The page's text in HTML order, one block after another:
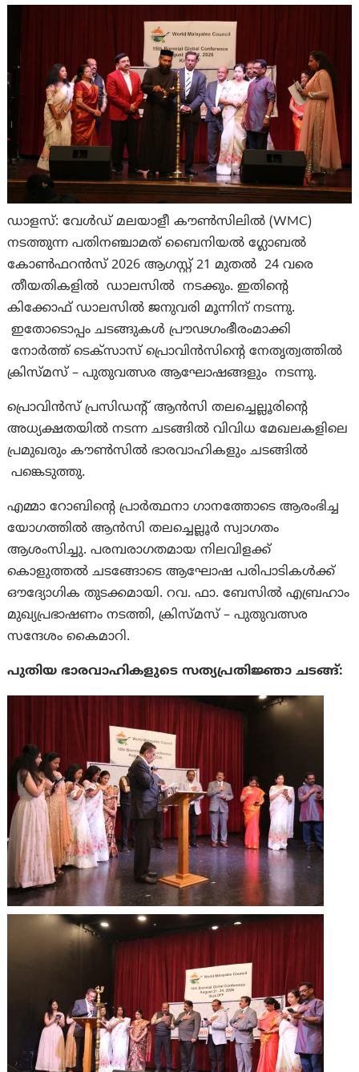
ഡാളസ്: വേൾഡ് മലയാളീ കൗൺസിലിൽ (WMC)
നടത്തുന്ന പതിനഞ്ചാമത് ബൈനിയൽ ഗ്ലോബൽ
കോൺഫറൻസ് 2026 ആഗസ്റ്റ് 21 മുതൽ 24 വരെ
തീയതികളിൽ ഡാലസിൽ നടക്കും. ഇതിന്റെ
കിക്കോഫ് ഡാലസിൽ ജനുവരി മൂന്നിന് നടന്നു.
ഇതോടൊപ്പം ചടങ്ങുകൾ പ്രൗഢഗംഭീരംമാക്കി
നോർത്ത് ടെക്‌സാസ് പ്രൊവിൻസിന്റെ നേതൃത്വത്തിൽ
ക്രിസ്മസ് – പുതുവത്സര ആഘോഷങ്ങളും നടന്നു.
പ്രൊവിൻസ് പ്രസിഡന്റ് ആൻസി തലച്ചെല്ലൂരിന്റെ
അധ്യക്ഷതയിൽ നടന്ന ചടങ്ങിൽ വിവിധ മേഖലകളിലെ
പ്രമുഖരും കൗൺസിൽ ഭാരവാഹികളും ചടങ്ങിൽ
പങ്കെടുത്തു.
എമ്മാ റോബിന്റെ പ്രാർത്ഥനാ ഗാനത്തോടെ ആരംഭിച്ച
യോഗത്തിൽ ആൻസി തലച്ചെല്ലൂർ സ്വാഗതം
ആശംസിച്ചു. പരമ്പരാഗതമായ നിലവിളക്ക്
കൊളുത്തൽ ചടങ്ങോടെ ആഘോഷ പരിപാടികൾക്ക്
ഔദ്യോഗിക തുടക്കമായി. റവ. ഫാ. ബേസിൽ എബ്രഹാം
മുഖ്യപ്രഭാഷണം നടത്തി, ക്രിസ്മസ് – പുതുവത്സര
സന്ദേശം കൈമാറി.
പുതിയ ഭാരവാഹികളുടെ സത്യപ്രതിജ്ഞാ ചടങ്ങ്: